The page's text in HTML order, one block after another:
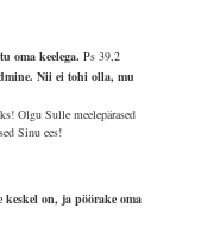
oma keelega.Ps 39,2
Nii ei tohi olla, mu
Olgu Sulle meelepärased
Sinu ees!
on, ja pöörake oma